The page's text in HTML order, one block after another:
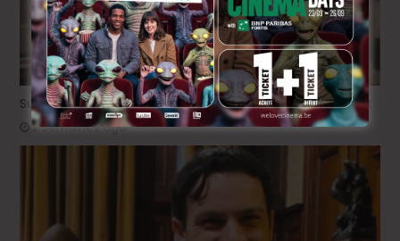
Sur le tournage de « Please », avec Victor Ruprich-Robert
2 semaines ago